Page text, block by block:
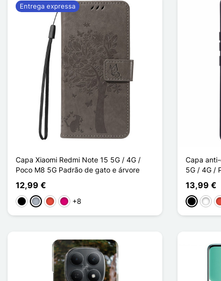
Capa Xiaomi Redmi Note 15 5G / 4G /
Poco M8 5G Padrão de gato e árvore
12,99 €
PretoCinzentoVermelho
Magenta
+8
Entrega expressa
Capa
5G / 4G /
13,99 €
Preto